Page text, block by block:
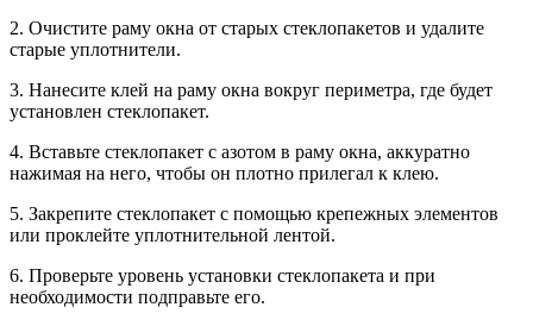
2. Очистите раму окна от старых стеклопакетов и удалите
старые уплотнители.
3. Нанесите клей на раму окна вокруг периметра, где будет
установлен стеклопакет.
4. Вставьте стеклопакет с азотом в раму окна, аккуратно
нажимая на него, чтобы он плотно прилегал к клею.
5. Закрепите стеклопакет с помощью крепежных элементов
или проклейте уплотнительной лентой.
6. Проверьте уровень установки стеклопакета и при
необходимости подправьте его.